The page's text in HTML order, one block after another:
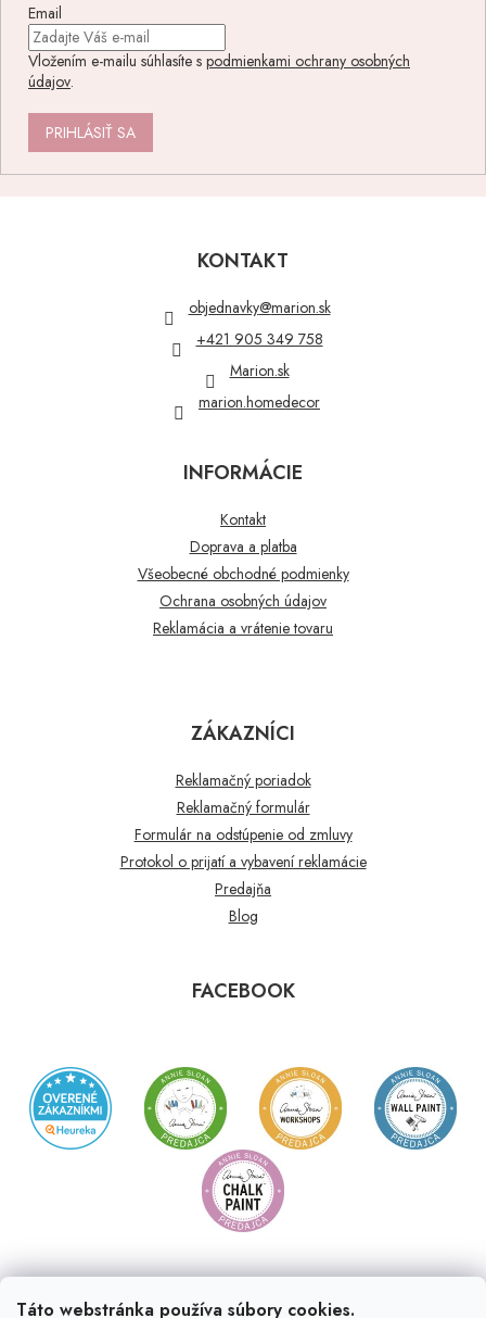
Táto webstránka používa súbory cookies.
Email
Vložením e-mailu súhlasíte s podmienkami ochrany osobných
údajov.
PRIHLÁSIŤ SA
KONTAKT
objednavky@marion.sk
+421 905 349 758
Marion.sk
marion.homedecor
INFORMÁCIE
Kontakt
Doprava a platba
Všeobecné obchodné podmienky
Ochrana osobných údajov
Reklamácia a vrátenie tovaru
ZÁKAZNÍCI
Reklamačný poriadok
Reklamačný formulár
Formulár na odstúpenie od zmluvy
Protokol o prijatí a vybavení reklamácie
Predajňa
Blog
FACEBOOK